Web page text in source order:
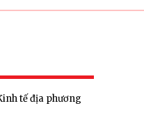
tế địa phương